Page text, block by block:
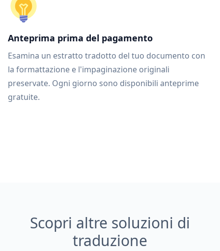
Anteprima prima del pagamento
Esamina un estratto tradotto del tuo documento con
la formattazione e l'impaginazione originali
preservate. Ogni giorno sono disponibili anteprime
gratuite.
Scopri altre soluzioni di
traduzione